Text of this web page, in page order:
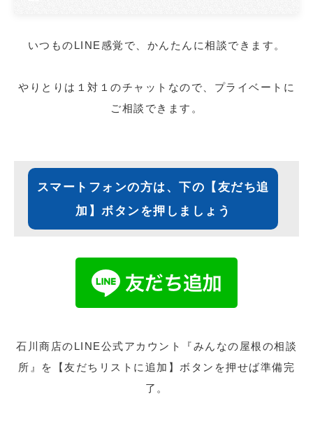
いつものLINE感覚で、かんたんに相談できます。
やりとりは１対１のチャットなので、プライベートに
ご相談できます。
スマートフォンの方は、下の【友だち追
加】ボタンを押しましょう
石川商店のLINE公式アカウント『みんなの屋根の相談
所』を【友だちリストに追加】ボタンを押せば準備完
了。